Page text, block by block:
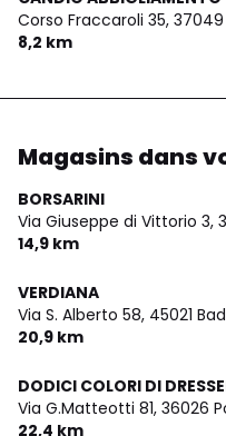
Corso Fraccaroli 35,
8,2 km
Magasins dans
BORSARINI
Via Giuseppe di Vittorio 3,
14,9 km
VERDIANA
Via S. Alberto 58, 45021
20,9 km
DODICI COLORI DI
Via G.Matteotti 81, 36026
22,4 km